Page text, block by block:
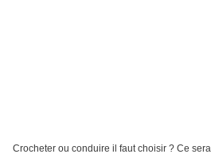
Crocheter ou conduire il faut choisir ? Ce